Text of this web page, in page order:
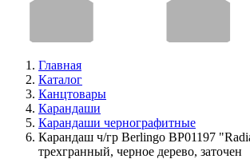
Главная
Каталог
Канцтовары
Карандаши
Карандаши чернографитные
Карандаш ч/гр Berlingo BP01197
трехгранный, черное дерево, заточен